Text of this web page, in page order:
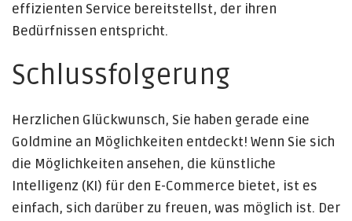
effizienten Service bereitstellst, der ihren
Bedürfnissen entspricht.
Schlussfolgerung
Herzlichen Glückwunsch, Sie haben gerade eine
Goldmine an Möglichkeiten entdeckt! Wenn Sie sich
die Möglichkeiten ansehen, die künstliche
Intelligenz (KI) für den E-Commerce bietet, ist es
einfach, sich darüber zu freuen, was möglich ist. Der